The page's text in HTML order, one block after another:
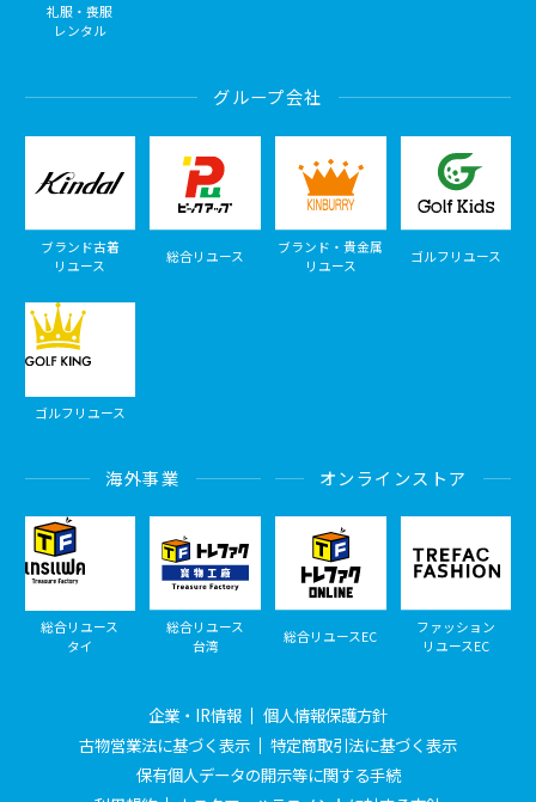
礼服・喪服
レンタル
グループ会社
ブランド古着
リユース
総合リユース
ブランド・貴金属
リユース
ゴルフリユース
ゴルフリユース
海外事業
総合リユース
タイ
総合リユース
台湾
オンラインストア
総合リユースEC
ファッション
リユースEC
企業・IR情報
個人情報保護方針
古物営業法に基づく表示
特定商取引法に基づく表示
保有個人データの開示等に関する手続